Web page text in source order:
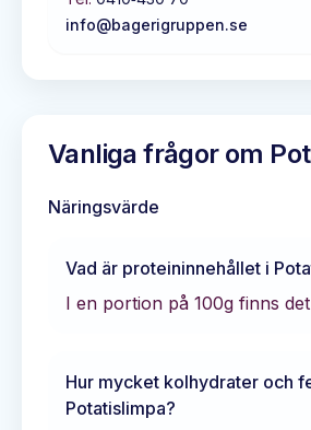
info@bagerigruppen.se
Vanliga frågor om
Näringsvärde
Vad är proteininnehållet i
I en portion på 100g finns det
Hur mycket kolhydrater och
Potatislimpa?